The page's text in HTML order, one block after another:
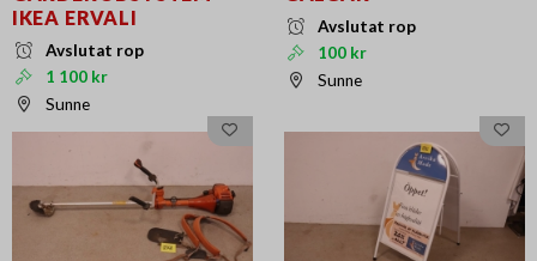
IKEA ERVALI
Avslutat rop
1 100 kr
Sunne
Avslutat rop
100 kr
Sunne